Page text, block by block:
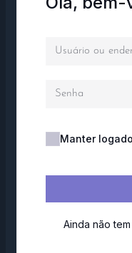
Manter logado
Ainda não